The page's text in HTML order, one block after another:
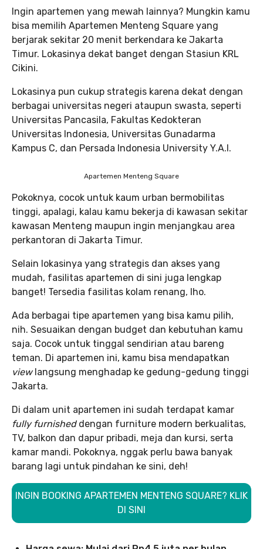
Ingin apartemen yang mewah lainnya? Mungkin kamu
bisa memilih Apartemen Menteng Square yang
berjarak sekitar 20 menit berkendara ke Jakarta
Timur. Lokasinya dekat banget dengan Stasiun KRL
Cikini.
Lokasinya pun cukup strategis karena dekat dengan
berbagai universitas negeri ataupun swasta, seperti
Universitas Pancasila, Fakultas Kedokteran
Universitas Indonesia, Universitas Gunadarma
Kampus C, dan Persada Indonesia University Y.A.I.
Apartemen Menteng Square
Pokoknya, cocok untuk kaum urban bermobilitas
tinggi, apalagi, kalau kamu bekerja di kawasan sekitar
kawasan Menteng maupun ingin menjangkau area
perkantoran di Jakarta Timur.
Selain lokasinya yang strategis dan akses yang
mudah, fasilitas apartemen di sini juga lengkap
banget! Tersedia fasilitas kolam renang, lho.
Ada berbagai tipe apartemen yang bisa kamu pilih,
nih. Sesuaikan dengan budget dan kebutuhan kamu
saja. Cocok untuk tinggal sendirian atau bareng
teman. Di apartemen ini, kamu bisa mendapatkan
view langsung menghadap ke gedung-gedung tinggi
Jakarta.
Di dalam unit apartemen ini sudah terdapat kamar
fully furnished dengan furniture modern berkualitas,
TV, balkon dan dapur pribadi, meja dan kursi, serta
kamar mandi. Pokoknya, nggak perlu bawa banyak
barang lagi untuk pindahan ke sini, deh!
INGIN BOOKING APARTEMEN MENTENG SQUARE? KLIK
DI SINI